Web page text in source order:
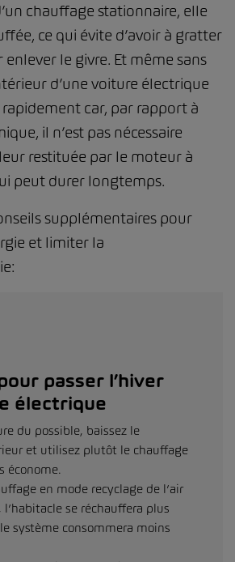
chauffage stationnaire, elle
ce qui évite d’avoir à gratter
le givre. Et même sans
d’une voiture électrique
car, par rapport à
il n’est pas nécessaire
restituée par le moteur à
peut durer longtemps.
supplémentaires pour
et limiter la
passer l’hiver
électrique
du possible, baissez le
et utilisez plutôt le chauffage
économe.
en mode recyclage de l’air
se réchauffera plus
système consommera moins